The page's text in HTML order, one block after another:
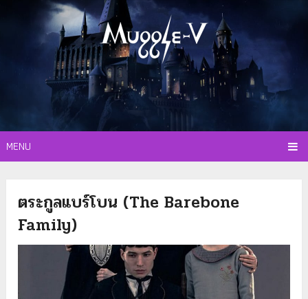
MENU
ตระกูลแบร์โบน (The Barebone
Family)